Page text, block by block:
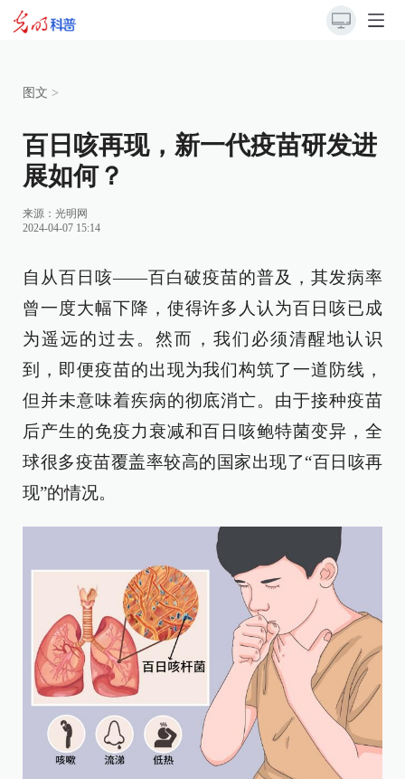
图文 >
百日咳再现，新一代疫苗研发进
展如何？
来源： 光明网
2024-04-07 15:14
自从百日咳——百白破疫苗的普及，其发病率
曾一度大幅下降，使得许多人认为百日咳已成
为遥远的过去。然而，我们必须清醒地认识
到，即便疫苗的出现为我们构筑了一道防线，
但并未意味着疾病的彻底消亡。由于接种疫苗
后产生的免疫力衰减和百日咳鲍特菌变异，全
球很多疫苗覆盖率较高的国家出现了“百日咳再
现”的情况。